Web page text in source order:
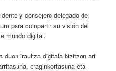
y consejero delegado de
para compartir su visión del
mundo digital.
duen iraultza digitala bizitzen ari
eraginkortasuna eta